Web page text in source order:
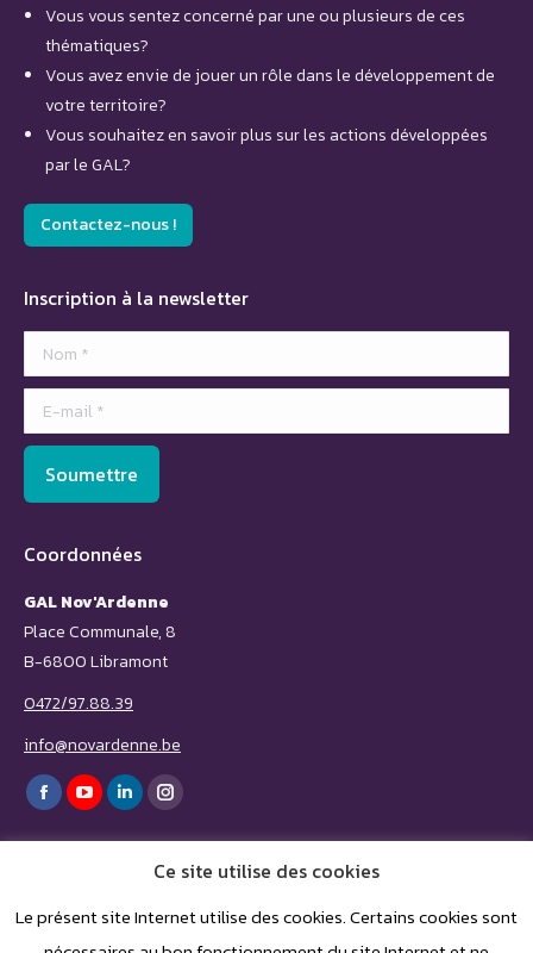
Vous vous sentez concerné par une ou plusieurs de ces
thématiques?
Vous avez envie de jouer un rôle dans le développement de
votre territoire?
Vous souhaitez en savoir plus sur les actions développées
par le GAL?
Contactez-nous !
Inscription à la newsletter
Nom *
E-mail *
Soumettre
Coordonnées
GAL Nov'Ardenne
Place Communale, 8
B-6800 Libramont
0472/97.88.39
info@novardenne.be
Trouvez nous sur :
Facebook
page
in
YouTube
page
in
LinkedIn
page
opens
in
Instagram
page
opens
in
Ce site utilise des cookies
Le présent site Internet utilise des cookies. Certains cookies sont